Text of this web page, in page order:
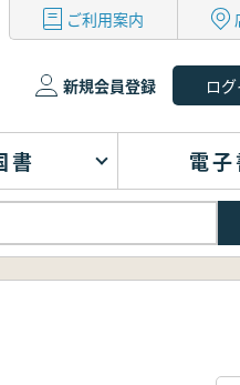
ご利用案内
新規会員登録
書 電